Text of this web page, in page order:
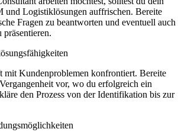
und Logistiklösungen auffrischen. Bereite
Fragen zu beantworten und eventuell auch
präsentieren.
mit Kundenproblemen konfrontiert. Bereite
vor, wo du erfolgreich ein
den Prozess von der Identifikation bis zur